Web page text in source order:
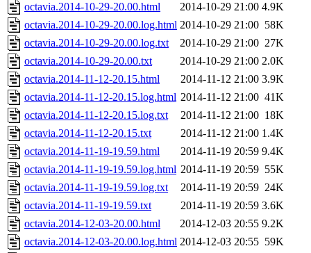
octavia.2014-10-29-20.00.html
2014-10-29 21:00 4.9K
octavia.2014-10-29-20.00.log.html 2014-10-29 21:00 58K
octavia.2014-10-29-20.00.log.txt
2014-10-29 21:00 27K
octavia.2014-10-29-20.00.txt
2014-10-29 21:00 2.0K
octavia.2014-11-12-20.15.html
2014-11-12 21:00 3.9K
octavia.2014-11-12-20.15.log.html 2014-11-12 21:00 41K
octavia.2014-11-12-20.15.log.txt
2014-11-12 21:00 18K
octavia.2014-11-12-20.15.txt
2014-11-12 21:00 1.4K
octavia.2014-11-19-19.59.html
2014-11-19 20:59 9.4K
octavia.2014-11-19-19.59.log.html 2014-11-19 20:59 55K
octavia.2014-11-19-19.59.log.txt
2014-11-19 20:59 24K
octavia.2014-11-19-19.59.txt
2014-11-19 20:59 3.6K
octavia.2014-12-03-20.00.html
2014-12-03 20:55 9.2K
octavia.2014-12-03-20.00.log.html 2014-12-03 20:55 59K